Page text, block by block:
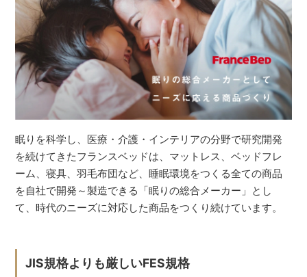
眠りを科学し、医療・介護・インテリアの分野で研究開発
を続けてきたフランスベッドは、マットレス、ベッドフレ
ーム、寝具、羽毛布団など、睡眠環境をつくる全ての商品
を自社で開発～製造できる「眠りの総合メーカー」とし
て、時代のニーズに対応した商品をつくり続けています。
JIS規格よりも厳しいFES規格